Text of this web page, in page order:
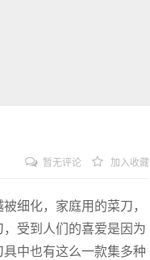
暂无评论 加入收藏
细化，家庭用的菜刀，
受到人们的喜爱是因为
中也有这么一款集多种